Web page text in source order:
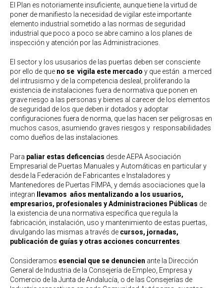
El Plan es notoriamente insuficiente, aunque tiene la virtud de
poner de manifiesto la necesidad de vigilar este importante
elemento industrial sometido a las normas de seguridad
industrial que poco a poco se abre camino a los planes de
inspección y atención por las Administraciones.
El sector y los ususarios de las puertas deben ser consciente
por ello de que no se vigila este mercado y que están a merced
del intrusismo y de la competencia desleal, proliferando la
existencia de instalaciones fuera de normativa que ponen en
grave riesgo a las personas y bienes al carecer de los elementos
de seguridad de los que deben ir dotados y adoptar
configuraciones fuera de norma, que las hacen ser peligrosas en
muchos casos, asumiendo graves riesgos y responsabilidades
como dueños de las instalaciones.
Para paliar estas deficencias desde AEPA Asociación
Empresarial de Puertas Manuales y Automáticas en particular y
desde la Federación de Fabricantes e Instaladores y
Mantenedores de Puertas FIMPA, y demás asociaciones que la
integran
llevamos años mentalizando a los usuarios,
empresarios, profesionales y Administraciones Públicas de
la existencia de una normativa especifica que regula la
fabricación, instalación, uso y mantenimiento de estas puertas,
divulgando las mismas a través de cursos, jornadas,
publicación de guías y otras acciones concurrentes
Consideramos esencial que se denuncien ante la Dirección
General de Industria de la Consejería de Empleo, Empresa y
Comercio de la Junta de Andalucía, o de las Consejerías de